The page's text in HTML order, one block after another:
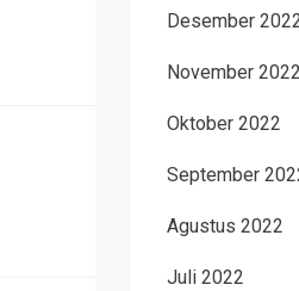
Desember
November 2022
Oktober 2022
September
Agustus 2022
Juli 2022